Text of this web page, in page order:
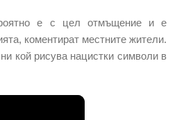
е с цел отмъщение и е
коментират местните жители.
кой рисува нацистки символи в